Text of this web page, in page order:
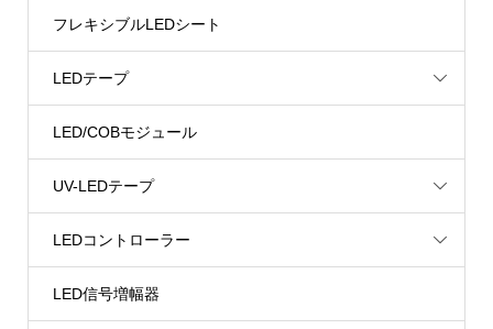
フレキシブルLEDシート
LEDテープ
LED/COBモジュール
UV-LEDテープ
LEDコントローラー
LED信号増幅器